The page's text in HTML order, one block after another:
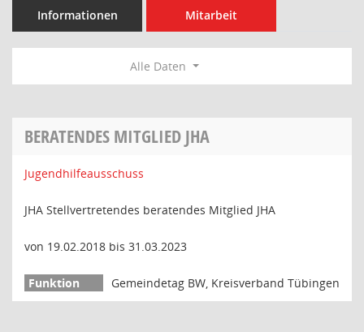
Informationen Mitarbeit
Alle Daten
BERATENDES MITGLIED JHA
Jugendhilfeausschuss
JHA Stellvertretendes beratendes Mitglied JHA
von 19.02.2018 bis 31.03.2023
Gemeindetag BW, Kreisverband Tübingen